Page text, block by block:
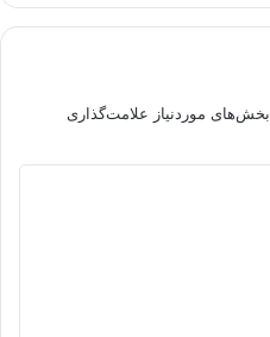
بخش‌های موردنیاز علامت‌گذاری